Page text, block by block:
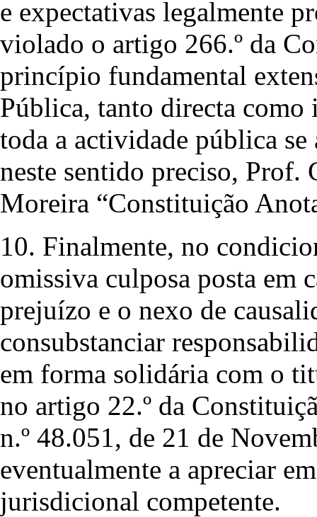
e expectativas legalmente
violado o artigo 266.º da
princípio fundamental
Pública, tanto directa
toda a actividade pública
neste sentido preciso,
Moreira “Constituição
10. Finalmente, no
omissiva culposa posta em
prejuízo e o nexo de
consubstanciar
em forma solidária com o
no artigo 22.º da
n.º 48.051, de 21 de
eventualmente a apreciar
jurisdicional competente.